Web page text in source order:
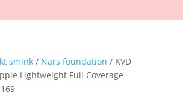
smink/ Nars foundation / KVD
Lightweight Full Coverage